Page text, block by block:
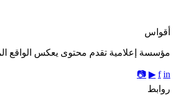
أقواس
مؤسسة إعلامية تقدم محتوى يعكس الواقع
f in
▶
📷
روابط